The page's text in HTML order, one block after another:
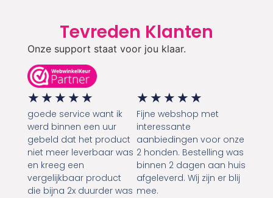
Tevreden Klanten
Onze support staat voor jou klaar.
★ ★ ★ ★ ★
goede service want ik
werd binnen een uur
gebeld dat het product
niet meer leverbaar was
en kreeg een
vergelijkbaar product
die bijna 2x duurder was
★ ★ ★ ★ ★
Fijne webshop met
interessante
aanbiedingen voor onze
2 honden. Bestelling was
binnen 2 dagen aan huis
afgeleverd. Wij zijn er blij
mee.